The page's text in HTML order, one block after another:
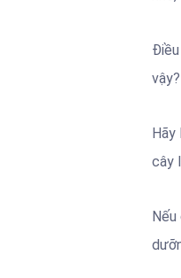
vậy?
Hãy
cây
Nếu